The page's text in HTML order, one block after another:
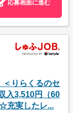
応募画面に進む
＜りらくるのセ
入3,510円（60
充実したレ...